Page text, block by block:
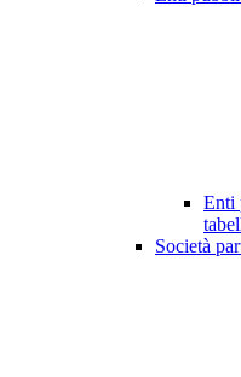
Enti
Società